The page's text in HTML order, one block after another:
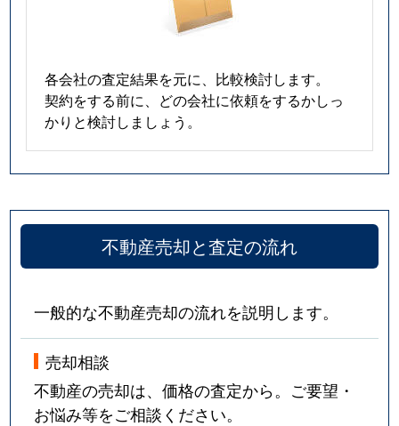
各会社の査定結果を元に、比較検討します。
契約をする前に、どの会社に依頼をするかしっ
かりと検討しましょう。
不動産売却と査定の流れ
一般的な不動産売却の流れを説明します。
売却相談
不動産の売却は、価格の査定から。ご要望・
お悩み等をご相談ください。